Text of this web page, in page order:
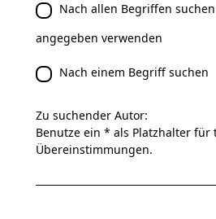
Nach allen Begriffen
angegeben verwenden
Nach einem Begriff suchen
Zu suchender Autor:
Benutze ein * als Platzhalter für
Übereinstimmungen.